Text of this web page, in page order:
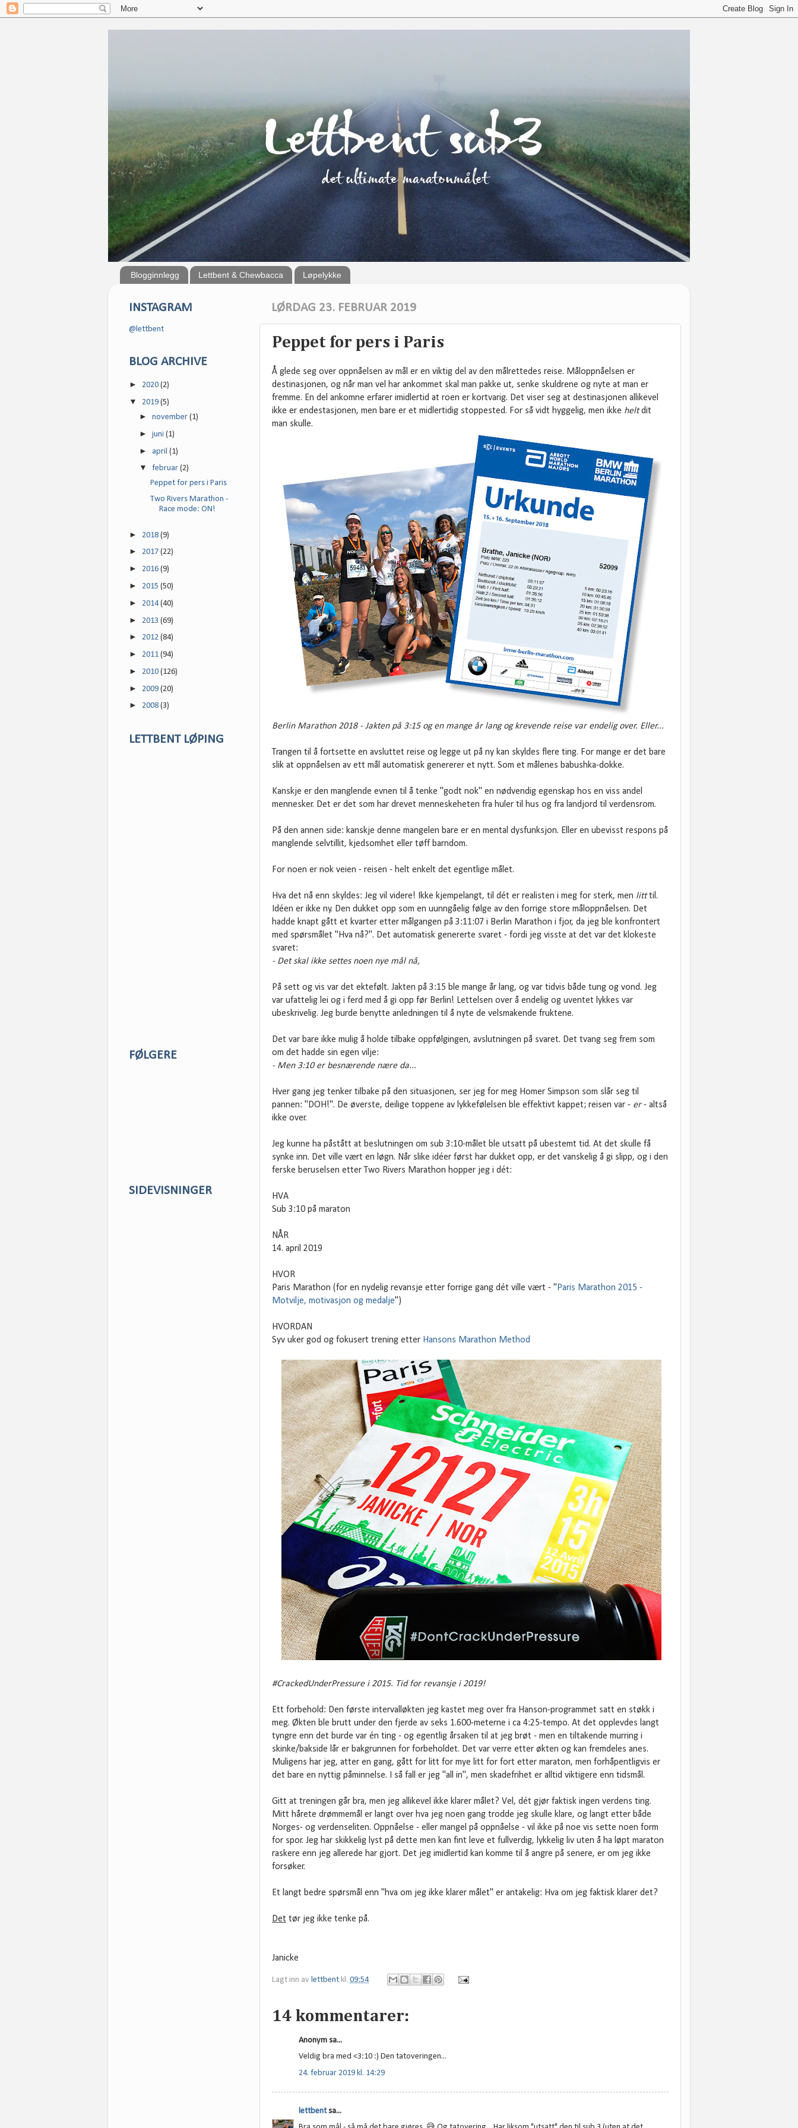
Blogginnlegg Lettbent & Chewbacca Løpelykke
LØRDAG 23. FEBRUAR 2019
Peppet for pers i Paris
Å glede seg over oppnåelsen av mål er en viktig del av den målrettedes reise. Måloppnåelsen er
destinasjonen, og når man vel har ankommet skal man pakke ut, senke skuldrene og nyte at man er
fremme. En del ankomne erfarer imidlertid at roen er kortvarig. Det viser seg at destinasjonen allikevel
ikke er endestasjonen, men bare er et midlertidig stoppested. For så vidt hyggelig, men ikke heltdit
man skulle.
Berlin Marathon 2018 - Jakten på 3:15 og en mange år lang og krevende reise var endelig over. Eller...
Trangen til å fortsette en avsluttet reise og legge ut på ny kan skyldes flere ting. For mange er det bare
slik at oppnåelsen av ett mål automatisk genererer et nytt. Som et målenes babushka-dokke.
Kanskje er den manglende evnen til å tenke "godt nok" en nødvendig egenskap hos en viss andel
mennesker. Det er det som har drevet menneskeheten fra huler til hus og fra landjord til verdensrom.
På den annen side: kanskje denne mangelen bare er en mental dysfunksjon. Eller en ubevisst respons på
manglende selvtillit, kjedsomhet eller tøff barndom.
For noen er nok veien - reisen - helt enkelt det egentlige målet.
Hva det nå enn skyldes: Jeg vil videre! Ikke kjempelangt, til dét er realisten i meg for sterk, men litttil.
Idéen er ikke ny. Den dukket opp som en uunngåelig følge av den forrige store måloppnåelsen. Det
hadde knapt gått et kvarter etter målgangen på 3:11:07 i Berlin Marathon i fjor, da jeg ble konfrontert
med spørsmålet "Hva nå?". Det automatisk genererte svaret - fordi jeg visste at det var det klokeste
svaret:
- Det skal ikke settes noen nye mål nå,
På sett og vis var det ektefølt. Jakten på 3:15 ble mange år lang, og var tidvis både tung og vond. Jeg
var ufattelig lei og i ferd med å gi opp før Berlin! Lettelsen over å endelig og uventet lykkes var
ubeskrivelig. Jeg burde benytte anledningen til å nyte de velsmakende fruktene.
Det var bare ikke mulig å holde tilbake oppfølgingen, avslutningen på svaret. Det tvang seg frem som
om det hadde sin egen vilje:
- Men 3:10 er besnærende nære da...
Hver gang jeg tenker tilbake på den situasjonen, ser jeg for meg Homer Simpson som slår seg til
pannen: "DOH!". De øverste, deilige toppene av lykkefølelsen ble effektivt kappet; reisen var - er- altså
ikke over.
Jeg kunne ha påstått at beslutningen om sub 3:10-målet ble utsatt på ubestemt tid. At det skulle få
synke inn. Det ville vært en løgn. Når slike idéer først har dukket opp, er det vanskelig å gi slipp, og i den
ferske beruselsen etter Two Rivers Marathon hopper jeg i dét:
HVA
Sub 3:10 på maraton
NÅR
14. april 2019
HVOR
Paris Marathon (for en nydelig revansje etter forrige gang dét ville vært - "Paris Marathon 2015 -
Motvilje, motivasjon og medalje")
HVORDAN
Syv uker god og fokusert trening etter Hansons Marathon Method
#CrackedUnderPressure i 2015. Tid for revansje i 2019!
Ett forbehold: Den første intervalløkten jeg kastet meg over fra Hanson-programmet satt en støkk i
meg. Økten ble brutt under den fjerde av seks 1.600-meterne i ca 4:25-tempo. At det opplevdes langt
tyngre enn det burde var én ting - og egentlig årsaken til at jeg brøt - men en tiltakende murring i
skinke/bakside lår er bakgrunnen for forbeholdet. Det var verre etter økten og kan fremdeles anes.
Muligens har jeg, atter en gang, gått for litt for mye litt for fort etter maraton, men forhåpentligvis er
det bare en nyttig påminnelse. I så fall er jeg "all in", men skadefrihet er alltid viktigere enn tidsmål.
Gitt at treningen går bra, men jeg allikevel ikke klarer målet? Vel, dét gjør faktisk ingen verdens ting.
Mitt hårete drømmemål er langt over hva jeg noen gang trodde jeg skulle klare, og langt etter både
Norges- og verdenseliten. Oppnåelse - eller mangel på oppnåelse - vil ikke på noe vis sette noen form
for spor. Jeg har skikkelig lyst på dette men kan fint leve et fullverdig, lykkelig liv uten å ha løpt maraton
raskere enn jeg allerede har gjort. Det jeg imidlertid kan komme til å angre på senere, er om jeg ikke
forsøker.
Et langt bedre spørsmål enn "hva om jeg ikke klarer målet" er antakelig: Hva om jeg faktisk klarer det?
Det tør jeg ikke tenke på.
Janicke
Lagt inn av lettbent kl. 09:54
14 kommentarer:
Anonym sa...
Veldig bra med <3:10 :) Den tatoveringen...
24. februar 2019 kl. 14:29
lettbentsa...
INSTAGRAM
@lettbent
BLOG ARCHIVE
► 2020 (2)
▼ 2019 (5)
►november(1)
►juni(1)
►april(1)
▼februar(2)
Peppet for pers i Paris
Two Rivers Marathon -
Race mode: ON!
► 2018 (9)
► 2017 (22)
► 2016 (9)
► 2015 (50)
► 2014(40)
► 2013 (69)
► 2012 (84)
► 2011 (94)
► 2010 (126)
► 2009 (20)
► 2008 (3)
LETTBENT LØPING
FØLGERE
SIDEVISNINGER